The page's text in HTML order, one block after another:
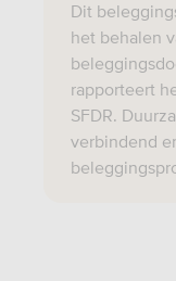
Dit
het behalen
rapporteert
SFDR.
verbindend